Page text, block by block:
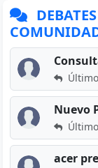
Nuevo